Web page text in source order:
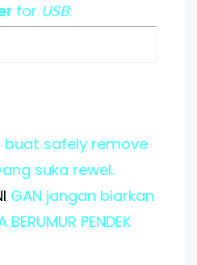
for USB:
safely remove
suka rewel.
GAN jangan biarkan
BERUMUR PENDEK